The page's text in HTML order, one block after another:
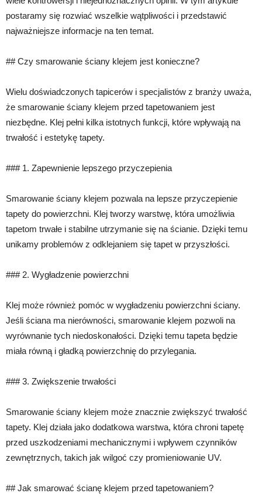
postaramy się rozwiać wszelkie wątpliwości i przedstawić
najważniejsze informacje na ten temat.
## Czy smarowanie ściany klejem jest konieczne?
Wielu doświadczonych tapicerów i specjalistów z branży uważa,
że smarowanie ściany klejem przed tapetowaniem jest
niezbędne. Klej pełni kilka istotnych funkcji, które wpływają na
trwałość i estetykę tapety.
### 1. Zapewnienie lepszego przyczepienia
Smarowanie ściany klejem pozwala na lepsze przyczepienie
tapety do powierzchni. Klej tworzy warstwę, która umożliwia
tapetom trwałe i stabilne utrzymanie się na ścianie. Dzięki temu
unikamy problemów z odklejaniem się tapet w przyszłości.
### 2. Wygładzenie powierzchni
Klej może również pomóc w wygładzeniu powierzchni ściany.
Jeśli ściana ma nierówności, smarowanie klejem pozwoli na
wyrównanie tych niedoskonałości. Dzięki temu tapeta będzie
miała równą i gładką powierzchnię do przylegania.
### 3. Zwiększenie trwałości
Smarowanie ściany klejem może znacznie zwiększyć trwałość
tapety. Klej działa jako dodatkowa warstwa, która chroni tapetę
przed uszkodzeniami mechanicznymi i wpływem czynników
zewnętrznych, takich jak wilgoć czy promieniowanie UV.
## Jak smarować ścianę klejem przed tapetowaniem?